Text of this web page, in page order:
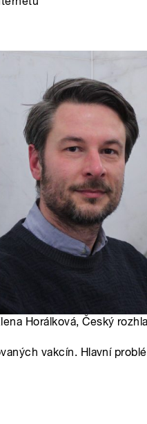
Horálková, Český
vakcín. Hlavní